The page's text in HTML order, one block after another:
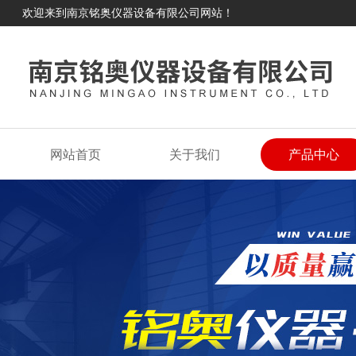
欢迎来到南京铭奥仪器设备有限公司网站！
网站首页 关于我们 产品中心